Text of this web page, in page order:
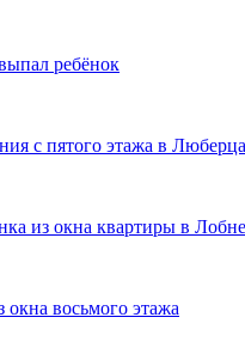
ребёнок
с пятого этажа в
из окна квартиры в Лобне
восьмого этажа